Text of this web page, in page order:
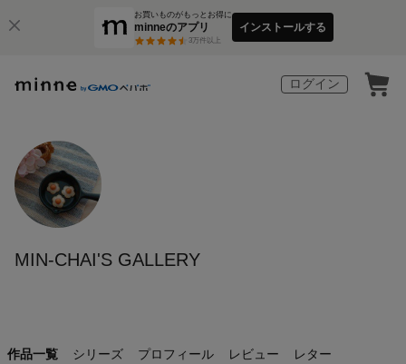
お買いものがもっとお得に
minneのアプリ
3万件以上
インストールする
ログイン
MIN-CHAI'S GALLERY
作品一覧 シリーズ プロフィール レビュー レター